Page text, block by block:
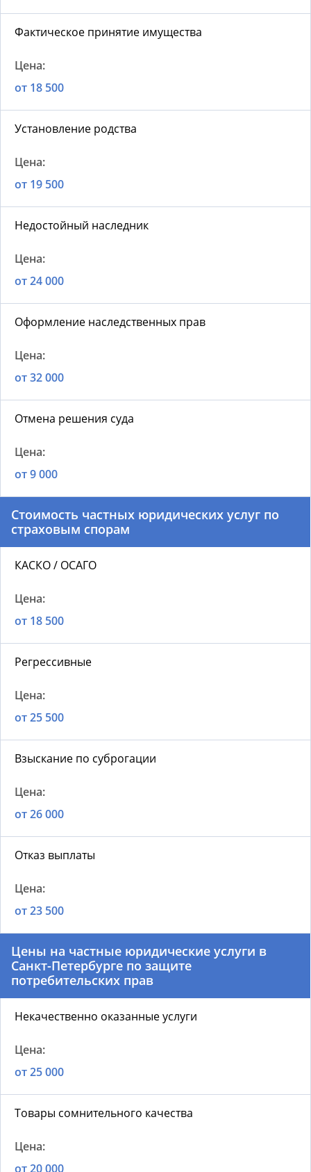
Фактическое принятие имущества
от 18 500
Установление родства
от 19 500
Недостойный наследник
от 24 000
Оформление наследственных прав
от 32 000
Отмена решения суда
от 9 000
Стоимость частных юридических услуг по
страховым спорам
КАСКО / ОСАГО
от 18 500
Регрессивные
от 25 500
Взыскание по суброгации
от 26 000
Отказ выплаты
от 23 500
Цены на частные юридические услуги в
Санкт-Петербурге по защите
потребительских прав
Некачественно оказанные услуги
от 25 000
Товары сомнительного качества
от 20 000